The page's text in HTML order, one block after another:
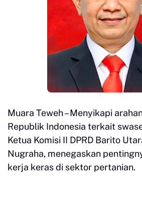
Muara Teweh – Menyikapi
Republik Indonesia terkait
Ketua Komisi II DPRD Barito
Nugraha, menegaskan
kerja keras di sektor pertanian.